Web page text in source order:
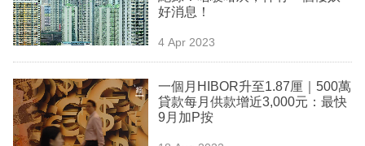
投
資
樓
市
理
好消息！
4 Apr 2023
一個月HIBOR升至1.87厘｜500萬
貸款每月供款增近3,000元：最快
9月加P按